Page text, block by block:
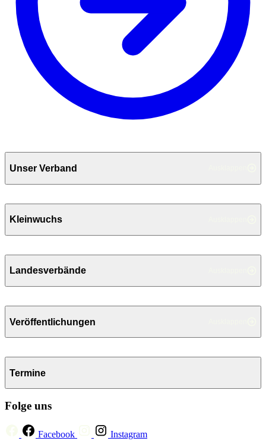
Unser Verband
Kleinwuchs
Landesverbände
Veröffentlichungen
Termine
Folge uns
Facebook Instagram